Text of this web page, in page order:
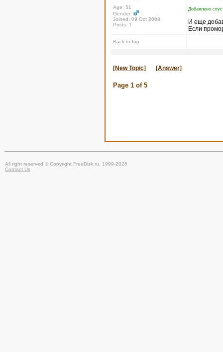
Age: 51
Gender:
Joined: 09 Oct 2008
Posts: 1
Добавлено
И еще
Если
Back to top
[New Topic] [Answer]
Page 1 of 5
All right reserved © Copyright FreeDisk.ru, 1999-2026
Contact Us